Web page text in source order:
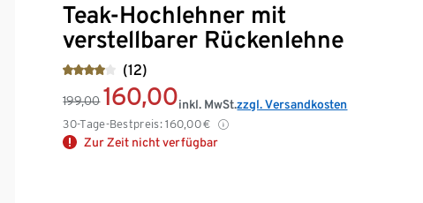
Teak-Hochlehner mit
verstellbarer Rückenlehne
(12)
199,00 160,00
30-Tage-Bestpreis: 160,00€
inkl. MwSt.zzgl. Versandkosten
Zur Zeit nicht verfügbar